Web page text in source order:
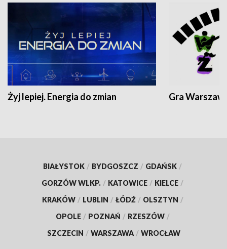
Żyj lepiej. Energia do zmian Gra
BIAŁYSTOK / BYDGOSZCZ / GDAŃSK /
GORZÓW WLKP. / KATOWICE / KIELCE /
KRAKÓW / LUBLIN / ŁÓDŹ / OLSZTYN /
OPOLE / POZNAŃ / RZESZÓW /
SZCZECIN / WARSZAWA / WROCŁAW